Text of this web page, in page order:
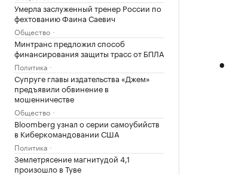
Умерла заслуженный тренер России по
фехтованию Фаина Саевич
Общество
Минтранс предложил способ
финансирования защиты трасс от БПЛА
Политика
Супруге главы издательства «Джем»
предъявили обвинение в
мошенничестве
Общество
Bloomberg узнал о серии самоубийств
в Киберкомандовании США
Политика
Землетрясение магнитудой 4,1
произошло в Туве